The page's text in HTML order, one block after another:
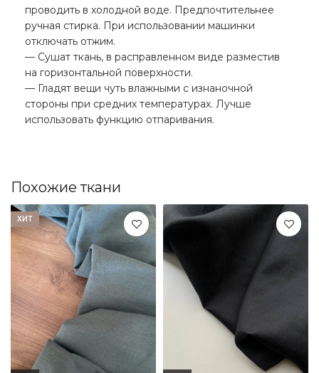
проводить в холодной воде. Предпочтительнее
ручная стирка. При использовании машинки
отключать отжим.
— Сушат ткань, в расправленном виде разместив
на горизонтальной поверхности.
— Гладят вещи чуть влажными с изнаночной
стороны при средних температурах. Лучше
использовать функцию отпаривания.
Похожие ткани
ХИТ